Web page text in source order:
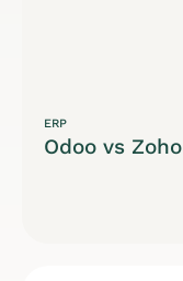
ERP
Odoo vs Zoho